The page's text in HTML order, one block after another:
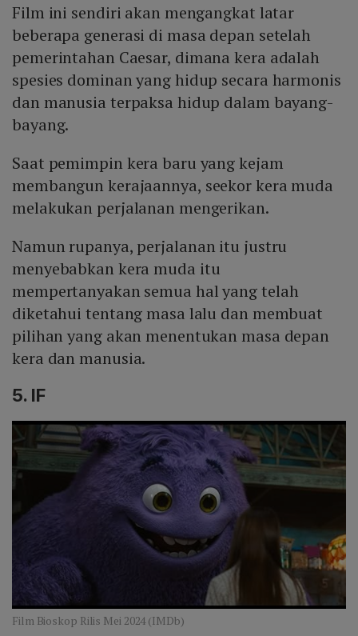
Film ini sendiri akan mengangkat latar
beberapa generasi di masa depan setelah
pemerintahan Caesar, dimana kera adalah
spesies dominan yang hidup secara harmonis
dan manusia terpaksa hidup dalam bayang-
bayang.
Saat pemimpin kera baru yang kejam
membangun kerajaannya, seekor kera muda
melakukan perjalanan mengerikan.
Namun rupanya, perjalanan itu justru
menyebabkan kera muda itu
mempertanyakan semua hal yang telah
diketahui tentang masa lalu dan membuat
pilihan yang akan menentukan masa depan
kera dan manusia.
5. IF
Film Bioskop Rilis Mei 2024 (IMDb)